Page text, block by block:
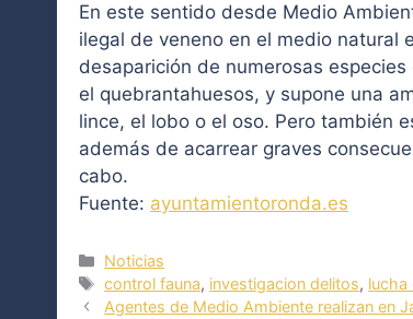
En este sentido desde Medio
ilegal de veneno en el medio natural
desaparición de numerosas
el quebrantahuesos, y supone una
lince, el lobo o el oso. Pero también
además de acarrear graves
cabo.
Fuente: ayuntamientoronda.es
Categorías
Noticias
Etiquetas
control fauna, investigacion delitos, lucha
Agentes de Medio Ambiente realizan en